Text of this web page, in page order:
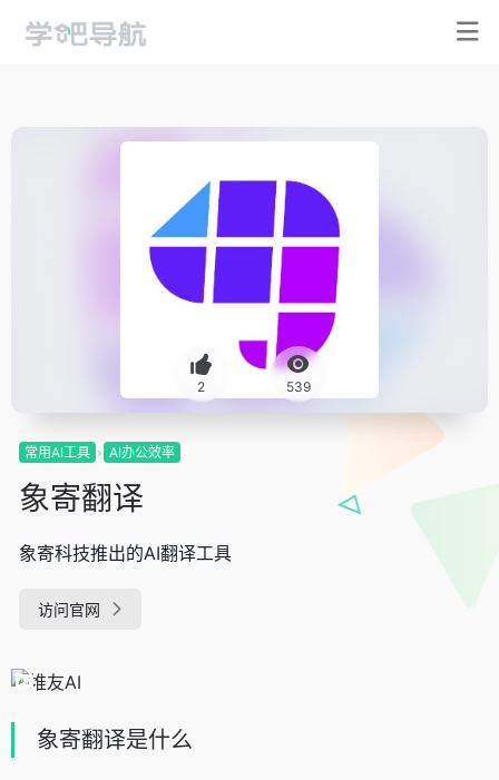
2 539
常用AI工具 AI办公效率
象寄翻译
象寄科技推出的AI翻译工具
访问官网
象寄翻译是什么